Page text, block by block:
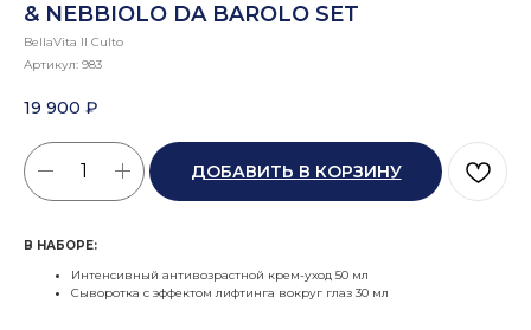
& NEBBIOLO DA BAROLO SET
BellaVita Il Culto
Артикул: 983
19 900 ₽
ДОБАВИТЬ В КОРЗИНУ
В НАБОРЕ:
Интенсивный антивозрастной крем-уход 50 мл
Сыворотка с эффектом лифтинга вокруг глаз 30 мл